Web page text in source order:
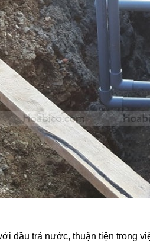
đầu trả nước, thuận tiện trong